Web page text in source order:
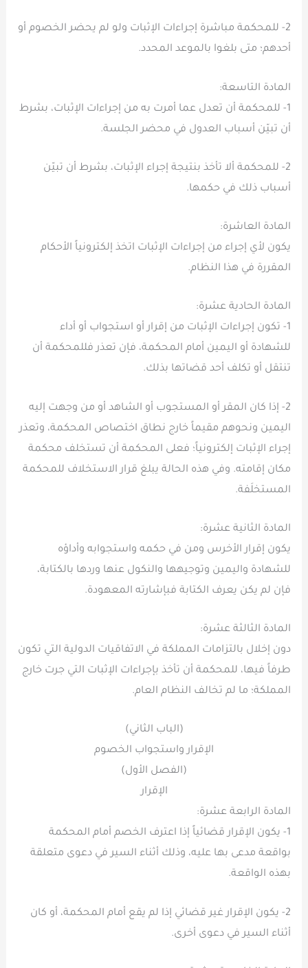
2- للمحكمة مباشرة إجراءات الإثبات ولو لم يحضر الخصوم أو
أحدهم؛ متى بلغوا بالموعد المحدد.
المادة التاسعة:
1- للمحكمة أن تعدل عما أمرت به من إجراءات الإثبات، بشرط
أن تبيّن أسباب العدول في محضر الجلسة.
2- للمحكمة ألا تأخذ بنتيجة إجراء الإثبات، بشرط أن تبيّن
أسباب ذلك في حكمها.
المادة العاشرة:
يكون لأي إجراء من إجراءات الإثبات اتخذ إلكترونياً الأحكام
المقررة في هذا النظام.
المادة الحادية عشرة:
1- تكون إجراءات الإثبات من إقرار أو استجواب أو أداء
للشهادة أو اليمين أمام المحكمة، فإن تعذر فللمحكمة أن
تنتقل أو تكلف أحد قضاتها بذلك.
2- إذا كان المقر أو المستجوب أو الشاهد أو من وجهت إليه
اليمين ونحوهم مقيماً خارج نطاق اختصاص المحكمة، وتعذر
إجراء الإثبات إلكترونياً؛ فعلى المحكمة أن تستخلف محكمة
مكان إقامته. وفي هذه الحالة يبلغ قرار الاستخلاف للمحكمة
المستخلَفة.
المادة الثانية عشرة:
يكون إقرار الأخرس ومن في حكمه واستجوابه وأداؤه
للشهادة واليمين وتوجيهها والنكول عنها وردها بالكتابة،
فإن لم يكن يعرف الكتابة فبإشارته المعهودة.
المادة الثالثة عشرة:
دون إخلال بالتزامات المملكة في الاتفاقيات الدولية التي تكون
طرفاً فيها، للمحكمة أن تأخذ بإجراءات الإثبات التي جرت خارج
المملكة؛ ما لم تخالف النظام العام.
(الباب الثاني)
الإقرار واستجواب الخصوم
(الفصل الأول)
الإقرار
المادة الرابعة عشرة:
1- يكون الإقرار قضائياً إذا اعترف الخصم أمام المحكمة
بواقعة مدعى بها عليه، وذلك أثناء السير في دعوى متعلقة
بهذه الواقعة.
2- يكون الإقرار غير قضائي إذا لم يقع أمام المحكمة، أو كان
أثناء السير في دعوى أخرى.